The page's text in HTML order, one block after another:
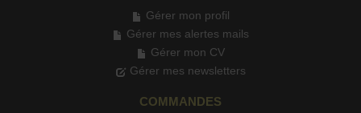
Gérer mon profil
Gérer mes alertes mails
Gérer mon CV
Gérer mes newsletters
COMMANDES